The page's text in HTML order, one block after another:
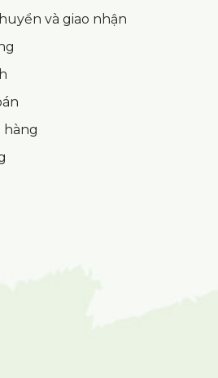
và giao nhận
hàng